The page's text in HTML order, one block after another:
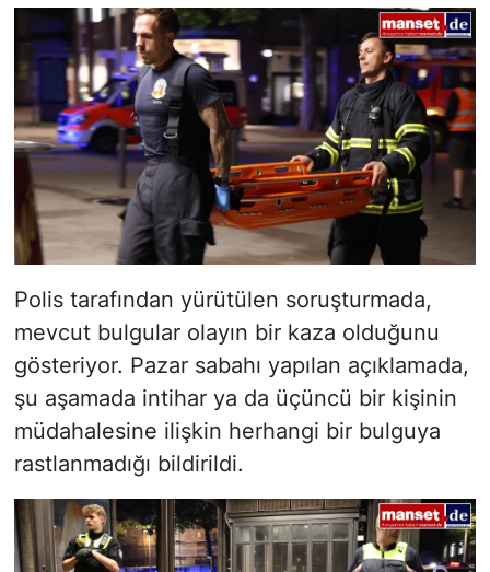
Polis tarafından yürütülen soruşturmada,
mevcut bulgular olayın bir kaza olduğunu
gösteriyor. Pazar sabahı yapılan açıklamada,
şu aşamada intihar ya da üçüncü bir kişinin
müdahalesine ilişkin herhangi bir bulguya
rastlanmadığı bildirildi.